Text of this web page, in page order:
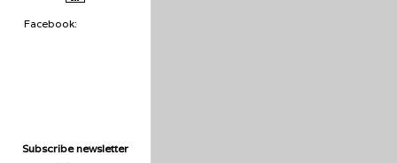
Facebook:
Subscribe newsletter